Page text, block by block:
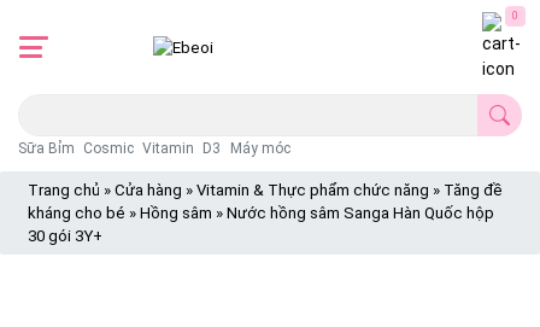
Sữa Bỉm Cosmic Vitamin D3 Máy móc
0
Trang chủ »Cửa hàng »Vitamin & Thực phẩm chức năng » Tăng đề
kháng cho bé »Hồng sâm »Nước hồng sâm Sanga Hàn Quốc hộp
30 gói 3Y+